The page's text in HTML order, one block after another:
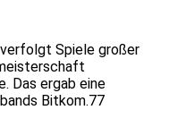
Spiele großer
Das ergab eine
Bitkom.77